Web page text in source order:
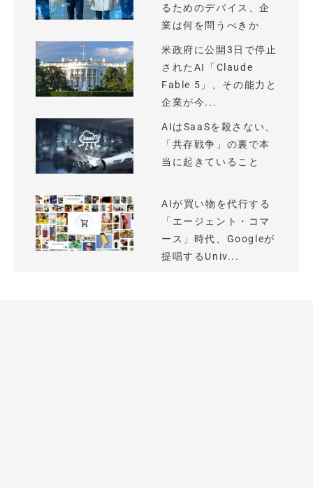
るためのデバイス、企
業は何を問うべきか
米政府に公開3日で停止
されたAI「Claude
Fable 5」、その能力と
企業が今...
AIはSaaSを殺さない、
「共存戦争」の裏で本
当に起きていること
AIが買い物を代行する
「エージェント・コマ
ース」時代、Googleが
提唱するUniv...